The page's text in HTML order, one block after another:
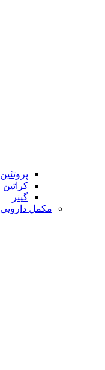
پروتئین
کراتین
گینر
مکمل دارویی